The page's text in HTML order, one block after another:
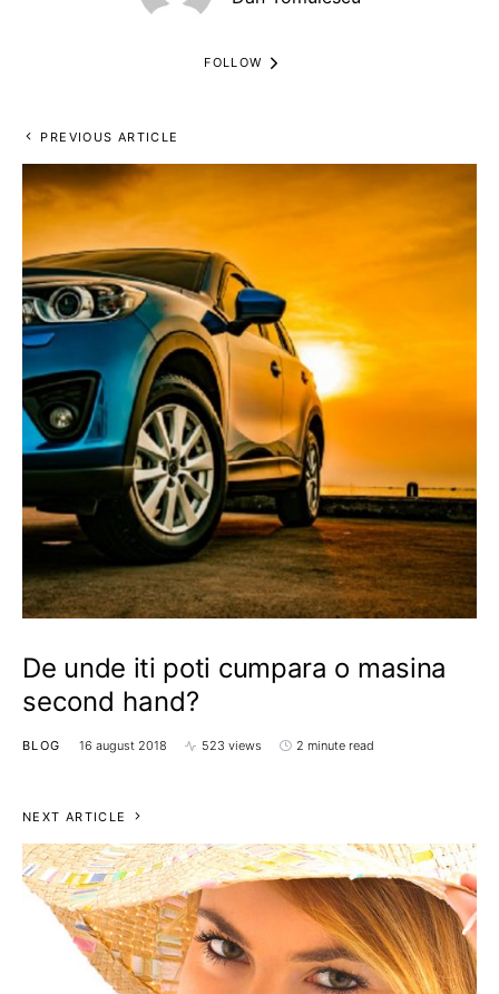
FOLLOW
PREVIOUS ARTICLE
De unde iti poti cumpara o masina
second hand?
BLOG 16 august 2018 523 views 2 minute read
NEXT ARTICLE